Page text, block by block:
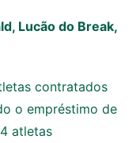
Lucão do Break,
contratados
o empréstimo de
atletas